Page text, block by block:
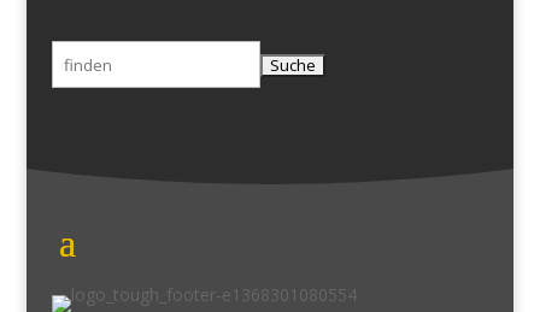
Suchen
nach: